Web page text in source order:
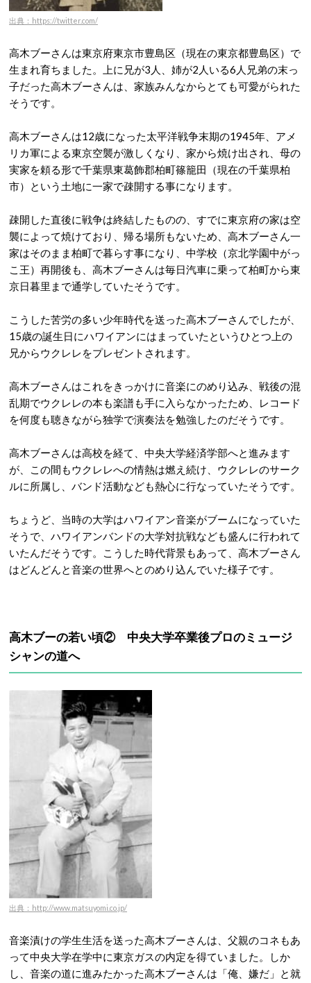
出典：https://twitter.com/
高木ブーさんは東京府東京市豊島区（現在の東京都豊島区）で
生まれ育ちました。上に兄が3人、姉が2人いる6人兄弟の末っ
子だった高木ブーさんは、家族みんなからとても可愛がられた
そうです。
高木ブーさんは12歳になった太平洋戦争末期の1945年、アメ
リカ軍による東京空襲が激しくなり、家から焼け出され、母の
実家を頼る形で千葉県東葛飾郡柏町篠籠田（現在の千葉県柏
市）という土地に一家で疎開する事になります。
疎開した直後に戦争は終結したものの、すでに東京府の家は空
襲によって焼けており、帰る場所もないため、高木ブーさん一
家はそのまま柏町で暮らす事になり、中学校（京北学園中がっ
こ王）再開後も、高木ブーさんは毎日汽車に乗って柏町から東
京日暮里まで通学していたそうです。
こうした苦労の多い少年時代を送った高木ブーさんでしたが、
15歳の誕生日にハワイアンにはまっていたというひとつ上の
兄からウクレレをプレゼントされます。
高木ブーさんはこれをきっかけに音楽にのめり込み、戦後の混
乱期でウクレレの本も楽譜も手に入らなかったため、レコード
を何度も聴きながら独学で演奏法を勉強したのだそうです。
高木ブーさんは高校を経て、中央大学経済学部へと進みます
が、この間もウクレレへの情熱は燃え続け、ウクレレのサーク
ルに所属し、バンド活動なども熱心に行なっていたそうです。
ちょうど、当時の大学はハワイアン音楽がブームになっていた
そうで、ハワイアンバンドの大学対抗戦なども盛んに行われて
いたんだそうです。こうした時代背景もあって、高木ブーさん
はどんどんと音楽の世界へとのめり込んでいた様子です。
高木ブーの若い頃② 中央大学卒業後プロのミュージ
シャンの道へ
出典：http://www.matsuyomi.co.jp/
音楽漬けの学生生活を送った高木ブーさんは、父親のコネもあ
って中央大学在学中に東京ガスの内定を得ていました。しか
し、音楽の道に進みたかった高木ブーさんは「俺、嫌だ」と就